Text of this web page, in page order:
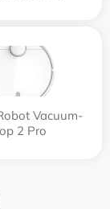
Vacuum-
2 Pro